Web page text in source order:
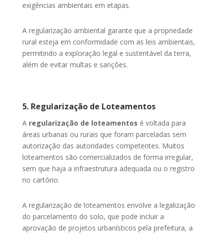
exigências ambientais em etapas.
A regularização ambiental garante que a propriedade
rural esteja em conformidade com as leis ambientais,
permitindo a exploração legal e sustentável da terra,
além de evitar multas e sanções.
5. Regularização de Loteamentos
A regularização de loteamentos é voltada para
áreas urbanas ou rurais que foram parceladas sem
autorização das autoridades competentes. Muitos
loteamentos são comercializados de forma irregular,
sem que haja a infraestrutura adequada ou o registro
no cartório.
A regularização de loteamentos envolve a legalização
do parcelamento do solo, que pode incluir a
aprovação de projetos urbanísticos pela prefeitura, a